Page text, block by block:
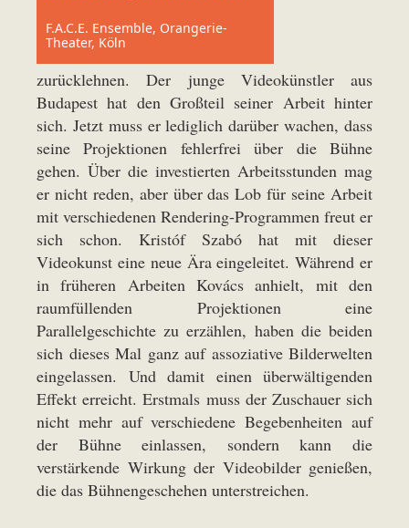
F.A.C.E. Ensemble, Orangerie-
Theater, Köln
zurücklehnen. Der junge Videokünstler aus
Budapest hat den Großteil seiner Arbeit hinter
sich. Jetzt muss er lediglich darüber wachen, dass
seine Projektionen fehlerfrei über die Bühne
gehen. Über die investierten Arbeitsstunden mag
er nicht reden, aber über das Lob für seine Arbeit
mit verschiedenen Rendering-Programmen freut er
sich schon. Kristóf Szabó hat mit dieser
Videokunst eine neue Ära eingeleitet. Während er
in früheren Arbeiten Kovács anhielt, mit den
raumfüllenden Projektionen eine
Parallelgeschichte zu erzählen, haben die beiden
sich dieses Mal ganz auf assoziative Bilderwelten
eingelassen. Und damit einen überwältigenden
Effekt erreicht. Erstmals muss der Zuschauer sich
nicht mehr auf verschiedene Begebenheiten auf
der Bühne einlassen, sondern kann die
verstärkende Wirkung der Videobilder genießen,
die das Bühnengeschehen unterstreichen.